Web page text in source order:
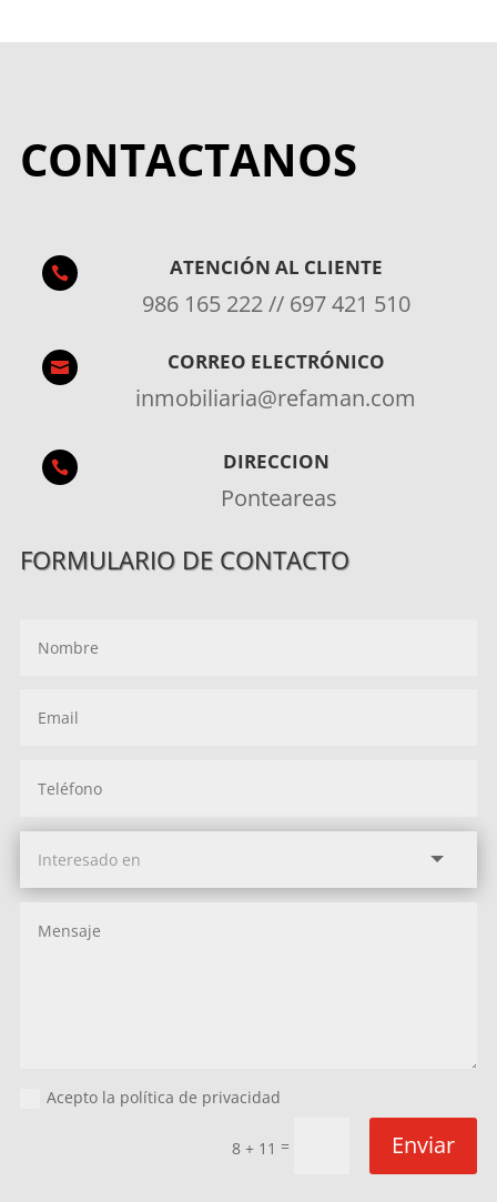
CONTACTANOS
 ATENCIÓN AL CLIENTE
986 165 222 // 697 421 510
 CORREO ELECTRÓNICO
inmobiliaria@refaman.com
 DIRECCION
Ponteareas
FORMULARIO DE CONTACTO
Acepto la política de privacidad
8 + 11 = Enviar